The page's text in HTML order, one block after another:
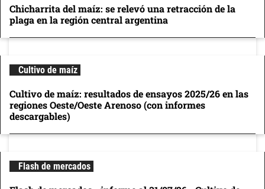
Chicharrita del maíz: se relevó una retracción de la
plaga en la región central argentina
Cultivo de maíz
Cultivo de maíz: resultados de ensayos 2025/26 en las
regiones Oeste/Oeste Arenoso (con informes
descargables)
Flash de mercados